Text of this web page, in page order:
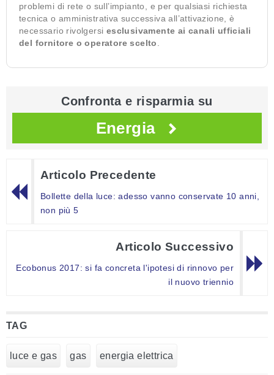
problemi di rete o sull’impianto, e per qualsiasi richiesta
tecnica o amministrativa successiva all’attivazione, è
necessario rivolgersi esclusivamente ai canali ufficiali
del fornitore o operatore scelto
Confronta e risparmia su
Energia
Articolo Precedente
Bollette della luce: adesso vanno conservate 10 anni,
non più 5
Articolo Successivo
Ecobonus 2017: si fa concreta l'ipotesi di rinnovo per
il nuovo triennio
TAG
luce e gas gas energia elettrica